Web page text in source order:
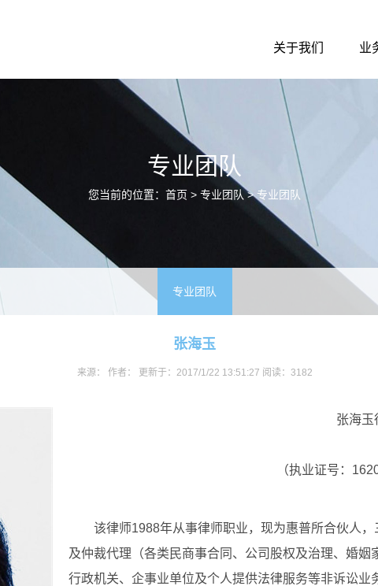
关于我们 业
专业团队
您当前的位置： 首页 > 专业团队 >专业团队
专业团队
张海玉
来源： 作者： 更新于：2017/1/22 13:51:27 阅读： 3182
张海玉
（执业证号：
该律师1988年从事律师职业，现为惠普所合伙人，
及仲裁代理（各类民商事合同、公司股权及治理、婚
行政机关、企事业单位及个人提供法律服务等非诉讼业